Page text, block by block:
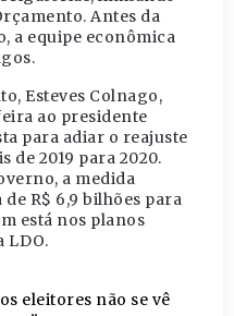
Antes da
a equipe econômica
Esteves Colnago,
ao presidente
para adiar o reajuste
de 2019 para 2020.
a medida
R$ 6,9 bilhões para
está nos planos
LDO.
eleitores não se vê